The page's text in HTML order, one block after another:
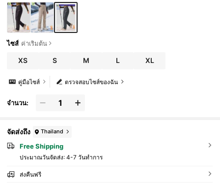
ไซส์ ค่าเริ่มต้น
XS S M L XL
ตรวจสอบไซส์ของฉัน
คู่มือไซส์
จำนวน:
จัดส่งถึง Thailand
Free Shipping
ประมาณวันจัดส่ง: 4-7 วันทำการ
ส่งคืนฟรี